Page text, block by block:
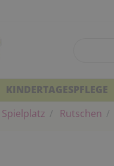
KINDERTAGESPFLEGE
Spielplatz Rutschen